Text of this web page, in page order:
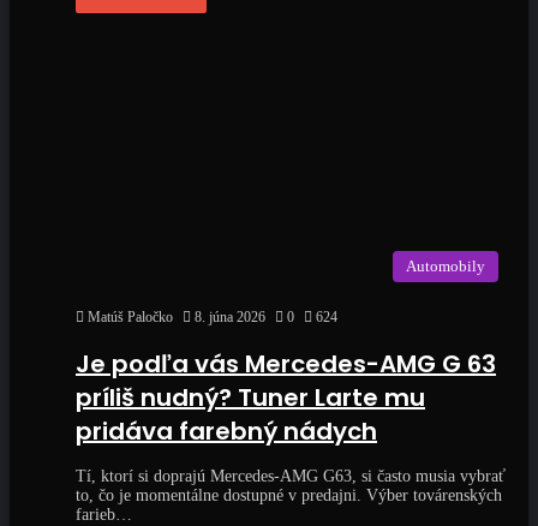
Automobily
Matúš Paločko 8. júna 2026 0 624
Je podľa vás Mercedes-AMG G 63
príliš nudný? Tuner Larte mu
pridáva farebný nádych
Tí, ktorí si doprajú Mercedes-AMG G63, si často musia vybrať
to, čo je momentálne dostupné v predajni. Výber továrenských
farieb…